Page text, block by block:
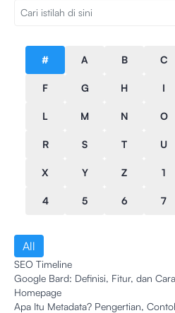
# A B C
F G H I
L M N O
R S T U
X Y Z 1
4 5 6 7
All
SEO Timeline
Google Bard: Definisi, Fitur, dan
Homepage
Apa Itu Metadata? Pengertian,